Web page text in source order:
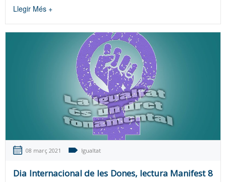
Llegir Més +
08 març 2021 Igualtat
Dia Internacional de les Dones, lectura Manifest 8